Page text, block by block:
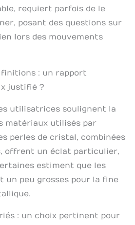
requiert parfois de le
posant des questions sur
lors des mouvements
: un rapport
justifié ?
utilisatrices soulignent la
matériaux utilisés par
perles de cristal, combinées
offrent un éclat particulier,
estiment que les
un peu grosses pour la fine
: un choix pertinent pour